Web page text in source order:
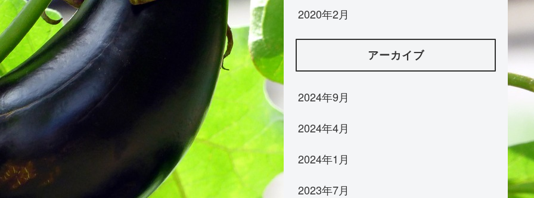
2020年2月
アーカイブ
2024年9月
2024年4月
2024年1月
2023年7月